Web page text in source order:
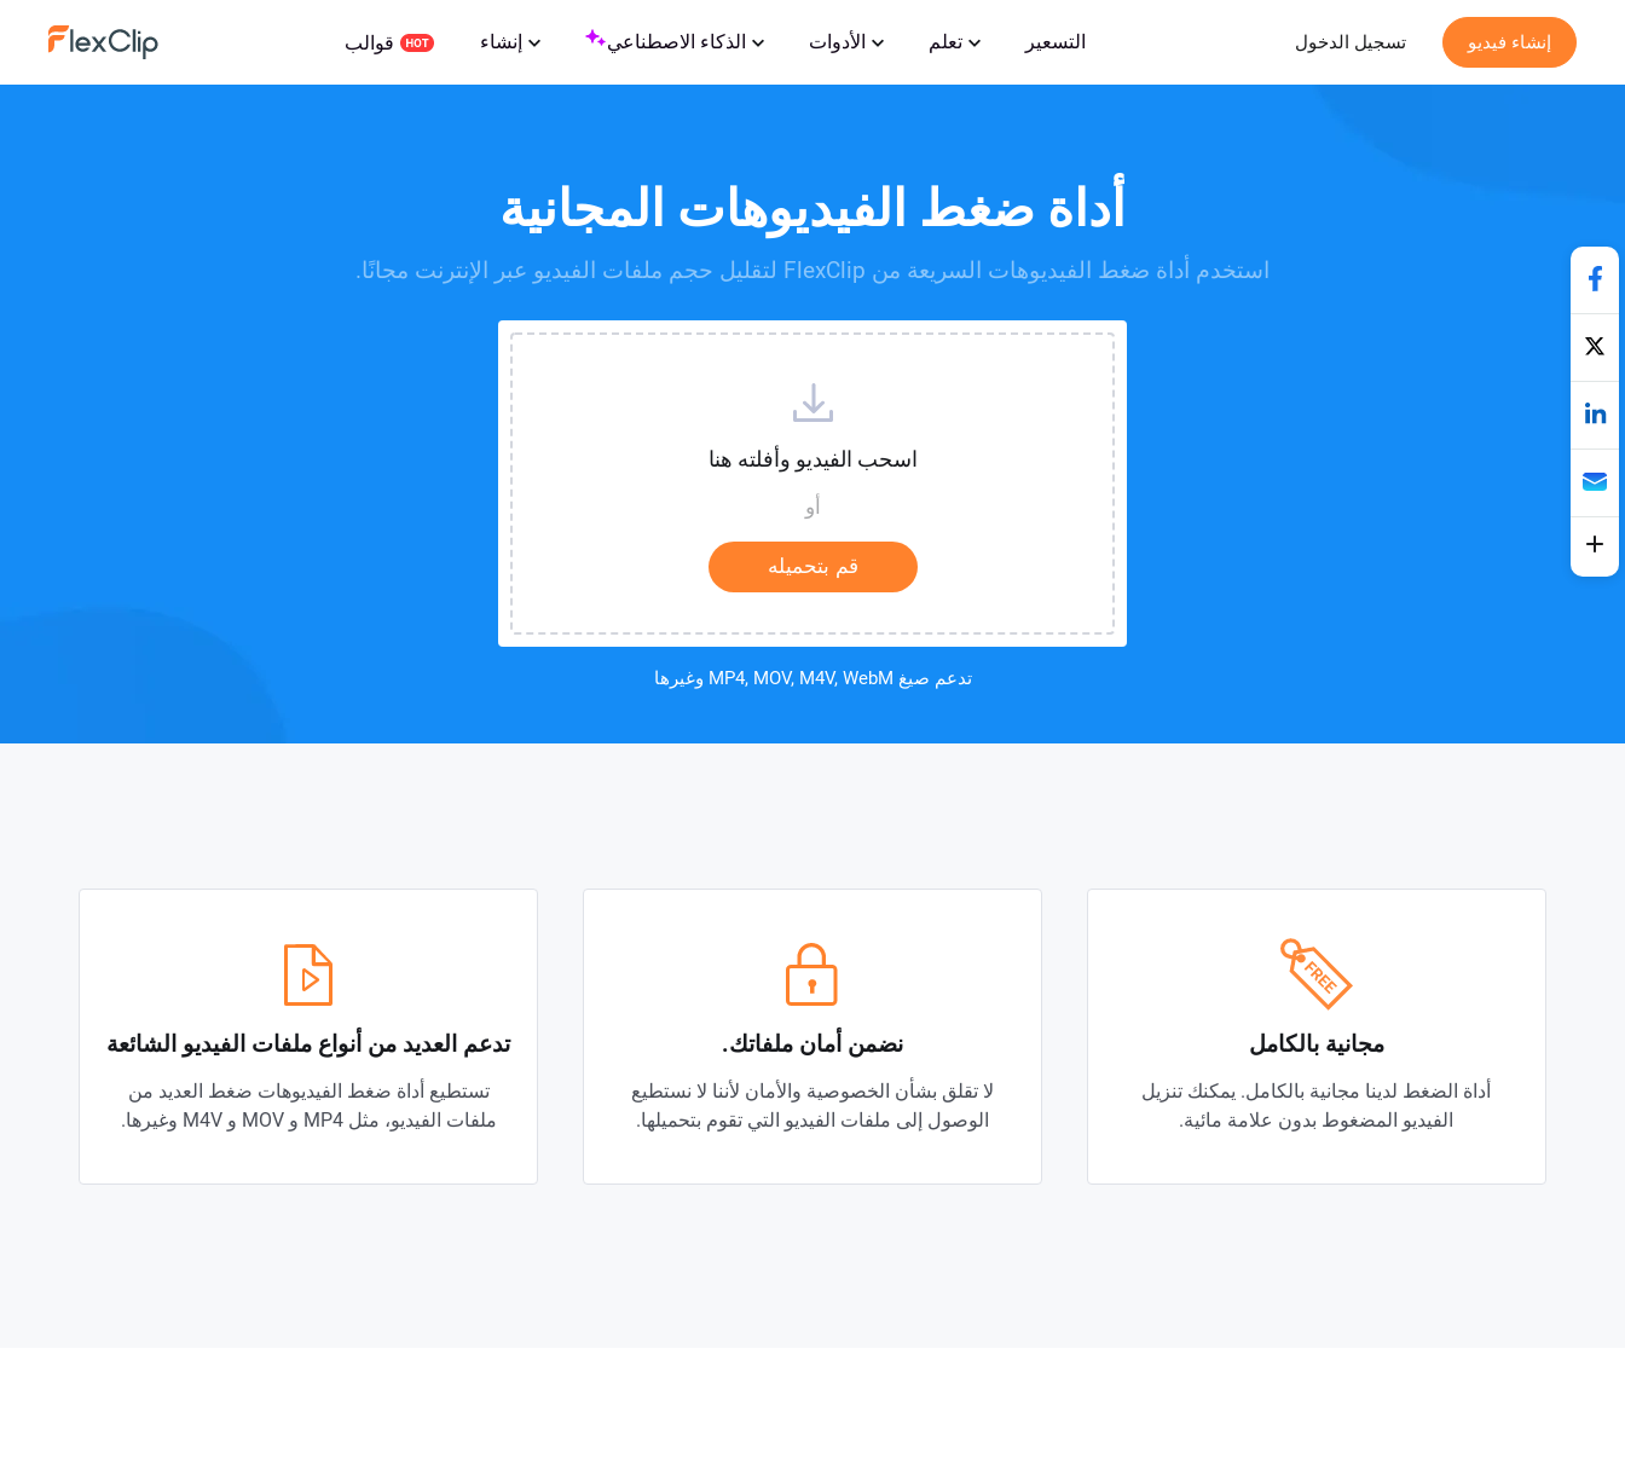
قوالب إنشاء الذكاء الاصطناعي الأدوات تعلم التسعير تسجيل الدخول إنشاء فيديو
أداة ضغط الفيديوهات المجانية
استخدم أداة ضغط الفيديوهات السريعة من FlexClip لتقليل حجم ملفات الفيديو عبر الإنترنت مجانًا.
اسحب الفيديو وأفلته هنا
أو
قم بتحميله
تدعم صيغ MP4, MOV, M4V, WebM وغيرها
تدعم العديد من أنواع ملفات الفيديو الشائعة
تستطيع أداة ضغط الفيديوهات ضغط العديد من
ملفات الفيديو، مثل MP4 و MOV و M4V وغيرها.
نضمن أمان ملفاتك.
لا تقلق بشأن الخصوصية والأمان لأننا لا نستطيع
الوصول إلى ملفات الفيديو التي تقوم بتحميلها.
مجانية بالكامل
أداة الضغط لدينا مجانية بالكامل. يمكنك تنزيل
الفيديو المضغوط بدون علامة مائية.